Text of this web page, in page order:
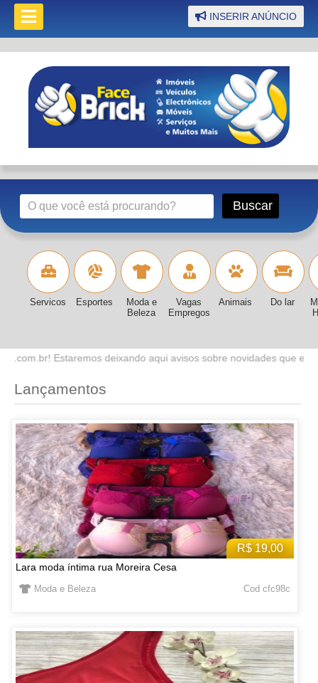
INSERIR ANÚNCIO
Servicos Esportes
Moda e
Beleza
Vagas
Empregos
Animais Do lar
aqui avisos sobre novidades que estaremos lançando no site.
Lançamentos
R$ 19,00
Lara moda íntima rua Moreira Cesa
Moda e Beleza Cod cfc98c